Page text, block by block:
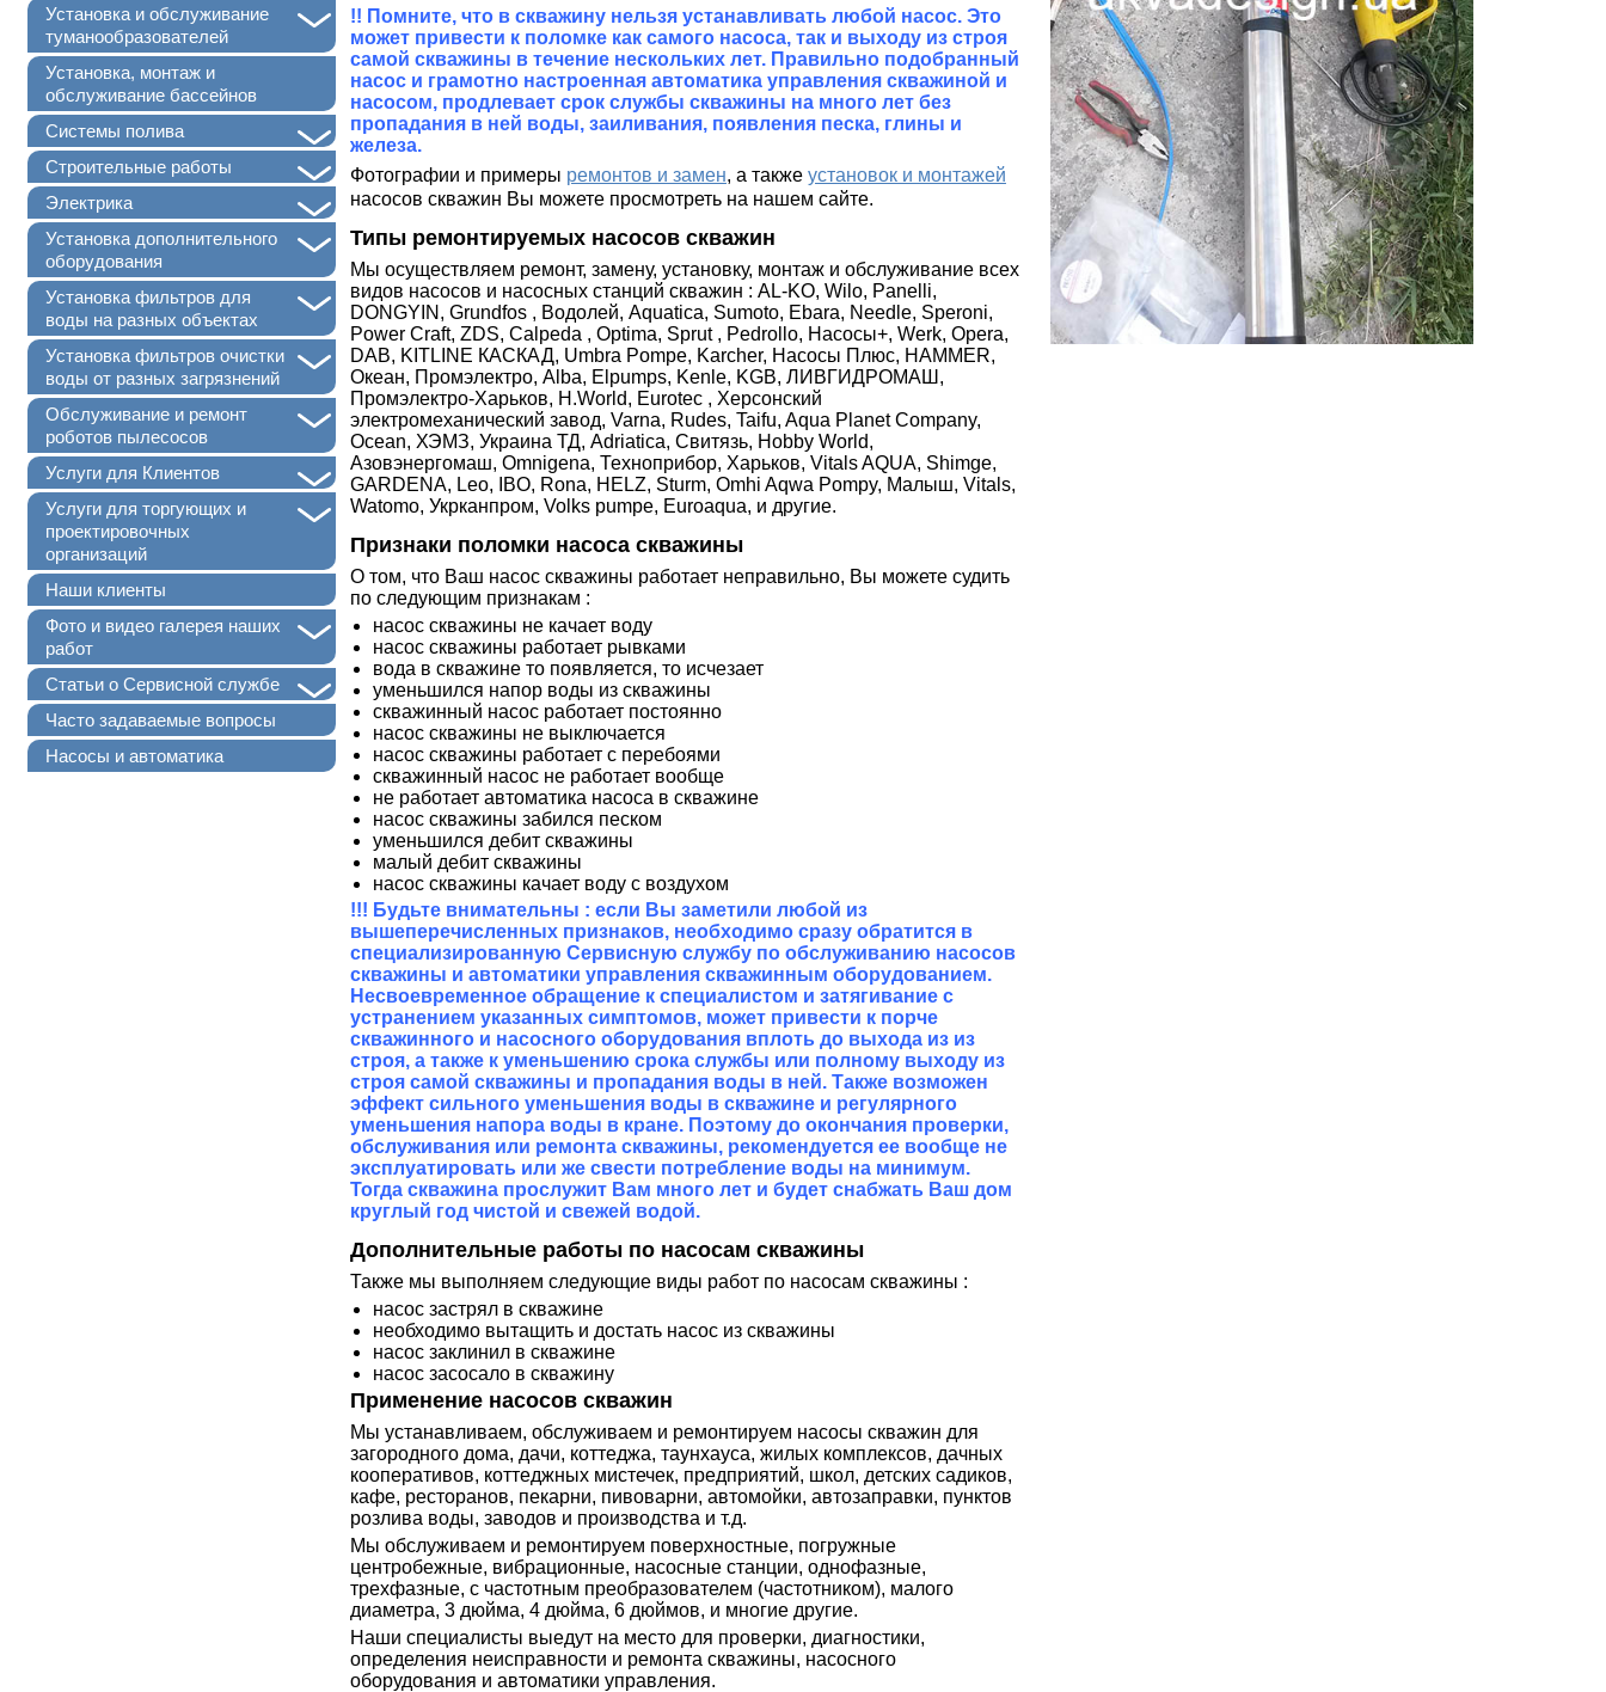
+
Установка и обслуживание
туманообразователей
Установка, монтаж и
обслуживание бассейнов
Системы полива
Строительные работы
Электрика
+
Установка дополнительного
оборудования
+
Установка фильтров для
воды на разных объектах
+
Установка фильтров очистки
воды от разных загрязнений
+
Обслуживание и ремонт
роботов пылесосов
Услуги для Клиентов
+
Услуги для торгующих и
проектировочных
организаций
Наши клиенты
+
Фото и видео галерея наших
работ
+
Статьи о Сервисной службе
Часто задаваемые вопросы
Насосы и автоматика
!! Помните, что в скважину нельзя устанавливать любой насос. Это
может привести к поломке как самого насоса, так и выходу из строя
самой скважины в течение нескольких лет. Правильно подобранный
насос и грамотно настроенная автоматика управления скважиной и
насосом, продлевает срок службы скважины на много лет без
пропадания в ней воды, заиливания, появления песка, глины и
железа.
Фотографии и примеры ремонтов и замен, а также установок и монтажей
насосов скважин Вы можете просмотреть на нашем сайте.
Типы ремонтируемых насосов скважин
Мы осуществляем ремонт, замену, установку, монтаж и обслуживание всех
видов насосов и насосных станций скважин : AL-KO, Wilo, Panelli,
DONGYIN, Grundfos , Водолей, Aquatica, Sumoto, Ebara, Needle, Speroni,
Power Craft, ZDS, Calpeda , Optima, Sprut , Pedrollo, Насосы+, Werk, Opera,
DAB, KITLINE КАСКАД, Umbra Pompe, Karcher, Насосы Плюс, HAMMER,
Океан, Промэлектро, Alba, Elpumps, Kenle, KGB, ЛИВГИДРОМАШ,
Промэлектро-Харьков, H.World, Eurotec , Херсонский
электромеханический завод, Varna, Rudes, Taifu, Aqua Planet Company,
Ocean, ХЭМЗ, Украина ТД, Adriatica, Свитязь, Hobby World,
Азовэнергомаш, Omnigena, Техноприбор, Харьков, Vitals AQUA, Shimge,
GARDENA, Leo, IBO, Rona, HELZ, Sturm, Omhi Aqwa Pompy, Малыш, Vitals,
Watomo, Укрканпром, Volks pumpe, Euroaqua, и другие.
Признаки поломки насоса скважины
О том, что Ваш насос скважины работает неправильно, Вы можете судить
по следующим признакам :
насос скважины не качает воду
насос скважины работает рывками
вода в скважине то появляется, то исчезает
уменьшился напор воды из скважины
скважинный насос работает постоянно
насос скважины не выключается
насос скважины работает с перебоями
скважинный насос не работает вообще
не работает автоматика насоса в скважине
насос скважины забился песком
уменьшился дебит скважины
малый дебит скважины
насос скважины качает воду с воздухом
!!! Будьте внимательны : если Вы заметили любой из
вышеперечисленных признаков, необходимо сразу обратится в
специализированную Сервисную службу по обслуживанию насосов
скважины и автоматики управления скважинным оборудованием.
Несвоевременное обращение к специалистом и затягивание с
устранением указанных симптомов, может привести к порче
скважинного и насосного оборудования вплоть до выхода из из
строя, а также к уменьшению срока службы или полному выходу из
строя самой скважины и пропадания воды в ней. Также возможен
эффект сильного уменьшения воды в скважине и регулярного
уменьшения напора воды в кране. Поэтому до окончания проверки,
обслуживания или ремонта скважины, рекомендуется ее вообще не
эксплуатировать или же свести потребление воды на минимум.
Тогда скважина прослужит Вам много лет и будет снабжать Ваш дом
круглый год чистой и свежей водой.
Дополнительные работы по насосам скважины
Также мы выполняем следующие виды работ по насосам скважины :
насос застрял в скважине
необходимо вытащить и достать насос из скважины
насос заклинил в скважине
насос засосало в скважину
Применение насосов скважин
Мы устанавливаем, обслуживаем и ремонтируем насосы скважин для
загородного дома, дачи, коттеджа, таунхауса, жилых комплексов, дачных
кооперативов, коттеджных мистечек, предприятий, школ, детских садиков,
кафе, ресторанов, пекарни, пивоварни, автомойки, автозаправки, пунктов
розлива воды, заводов и производства и т.д.
Мы обслуживаем и ремонтируем поверхностные, погружные
центробежные, вибрационные, насосные станции, однофазные,
трехфазные, с частотным преобразователем (частотником), малого
диаметра, 3 дюйма, 4 дюйма, 6 дюймов, и многие другие.
Наши специалисты выедут на место для проверки, диагностики,
определения неисправности и ремонта скважины, насосного
оборудования и автоматики управления.